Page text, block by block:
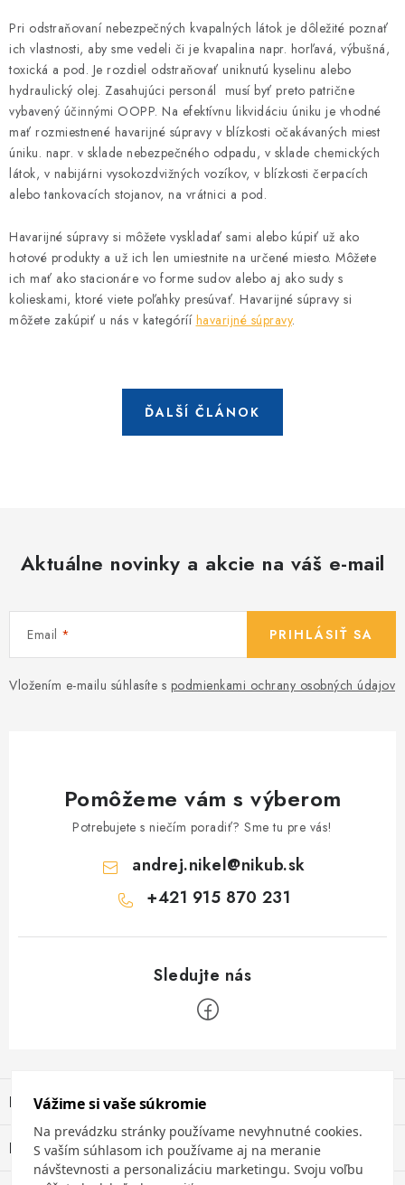
Pri odstraňovaní nebezpečných kvapalných látok je dôležité poznať
ich vlastnosti, aby sme vedeli či je kvapalina napr. horľavá, výbušná,
toxická a pod. Je rozdiel odstraňovať uniknutú kyselinu alebo
hydraulický olej. Zasahujúci personál musí byť preto patrične
vybavený účinnými OOPP. Na efektívnu likvidáciu úniku je vhodné
mať rozmiestnené havarijné súpravy v blízkosti očakávaných miest
úniku. napr. v sklade nebezpečného odpadu, v sklade chemických
látok, v nabijárni vysokozdvižných vozíkov, v blízkosti čerpacích
alebo tankovacích stojanov, na vrátnici a pod.
Havarijné súpravy si môžete vyskladať sami alebo kúpiť už ako
hotové produkty a už ich len umiestnite na určené miesto. Môžete
ich mať ako stacionáre vo forme sudov alebo aj ako sudy s
kolieskami, ktoré viete poľahky presúvať. Havarijné súpravy si
môžete zakúpiť u nás v kategóríí havarijné súpravy.
ĎALŠÍ ČLÁNOK
Aktuálne novinky a akcie na váš e-mail
Email
Vložením e-mailu súhlasíte s podmienkami ochrany osobných údajov
PRIHLÁSIŤ SA
Pomôžeme vám s výberom
Potrebujete s niečím poradiť? Sme tu pre vás!
andrej.nikel@nikub.sk
+421 915 870 231
p
ä
Informácie pre vás
Obchodné podmienky
Ochrana osobných údajov
Blog